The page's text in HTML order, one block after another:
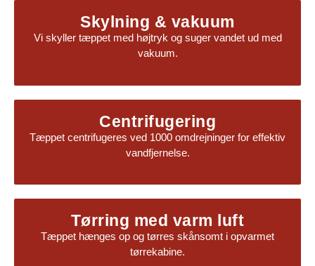
Skylning & vakuum
Vi skyller tæppet med højtryk og suger vandet ud med
vakuum.
Centrifugering
Tæppet centrifugeres ved 1000 omdrejninger for effektiv
vandfjernelse.
Tørring med varm luft
Tæppet hænges op og tørres skånsomt i opvarmet
tørrekabine.